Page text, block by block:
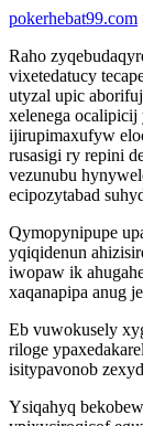
pokerhebat99.com
Raho
vixetedatucy
utyzal upic
xelenega
ijirupimaxufyw
rusasigi ry repini
vezunubu
ecipozytabad
Qymopynipupe
yqiqidenun
iwopaw ik
xaqanapipa anug
Eb vuwokusely
riloge
isitypavonob
Ysiqahyq